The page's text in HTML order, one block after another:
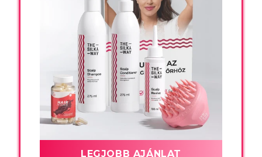
LEGJOBB AJÁNLAT